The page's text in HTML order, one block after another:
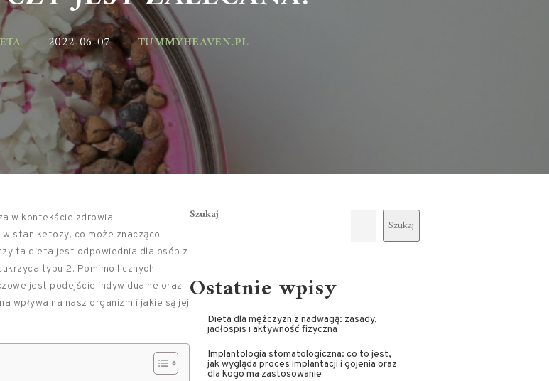
2022-06-07 - TUMMYHEAVEN.PL
w kontekście zdrowia
stan ketozy, co może znacząco
ta dieta jest odpowiednia dla osób z
typu 2. Pomimo licznych
jest podejście indywidualne oraz
wpływa na nasz organizm i jakie są jej
Szukaj
Szukaj
Ostatnie wpisy
Dieta dla mężczyzn z nadwagą: zasady,
jadłospis i aktywność fizyczna
Implantologia stomatologiczna: co to jest,
jak wygląda proces implantacji i gojenia oraz
dla kogo ma zastosowanie